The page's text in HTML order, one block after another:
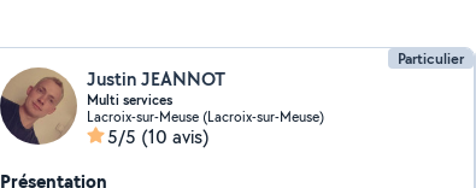
Particulier
Justin JEANNOT
Multi services
Lacroix-sur-Meuse (Lacroix-sur-Meuse)
5/5 (10 avis)
Présentation